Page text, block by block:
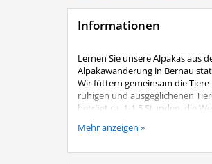
Informationen
Lernen Sie unsere Alpakas aus
Alpakawanderung in Bernau
Wir füttern gemeinsam die
ruhigen und ausgeglichenen
beträgt ca. 1-1,5 Stunden, die
Kosten:
Begleitpersonen ohne eigenes
Mehr anzeigen »